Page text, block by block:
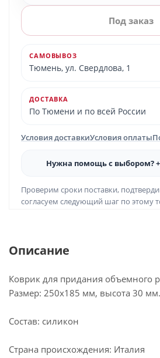
Под заказ
САМОВЫВОЗ
Тюмень, ул. Свердлова, 1
ДОСТАВКА
По Тюмени и по всей России
Условия доставкиУсловия оплаты
Нужна помощь с выбором? +7
Проверим сроки поставки,
согласуем следующий шаг по этому
Описание
Коврик для придания объемного
Размер: 250х185 мм, высота 30 мм.
Состав: силикон
Страна происхождения: Италия